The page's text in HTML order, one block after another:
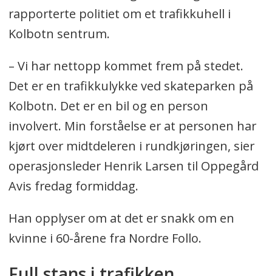
rapporterte politiet om et trafikkuhell i
Kolbotn sentrum.
– Vi har nettopp kommet frem på stedet.
Det er en trafikkulykke ved skateparken på
Kolbotn. Det er en bil og en person
involvert. Min forståelse er at personen har
kjørt over midtdeleren i rundkjøringen, sier
operasjonsleder Henrik Larsen til Oppegård
Avis fredag formiddag.
Han opplyser om at det er snakk om en
kvinne i 60-årene fra Nordre Follo.